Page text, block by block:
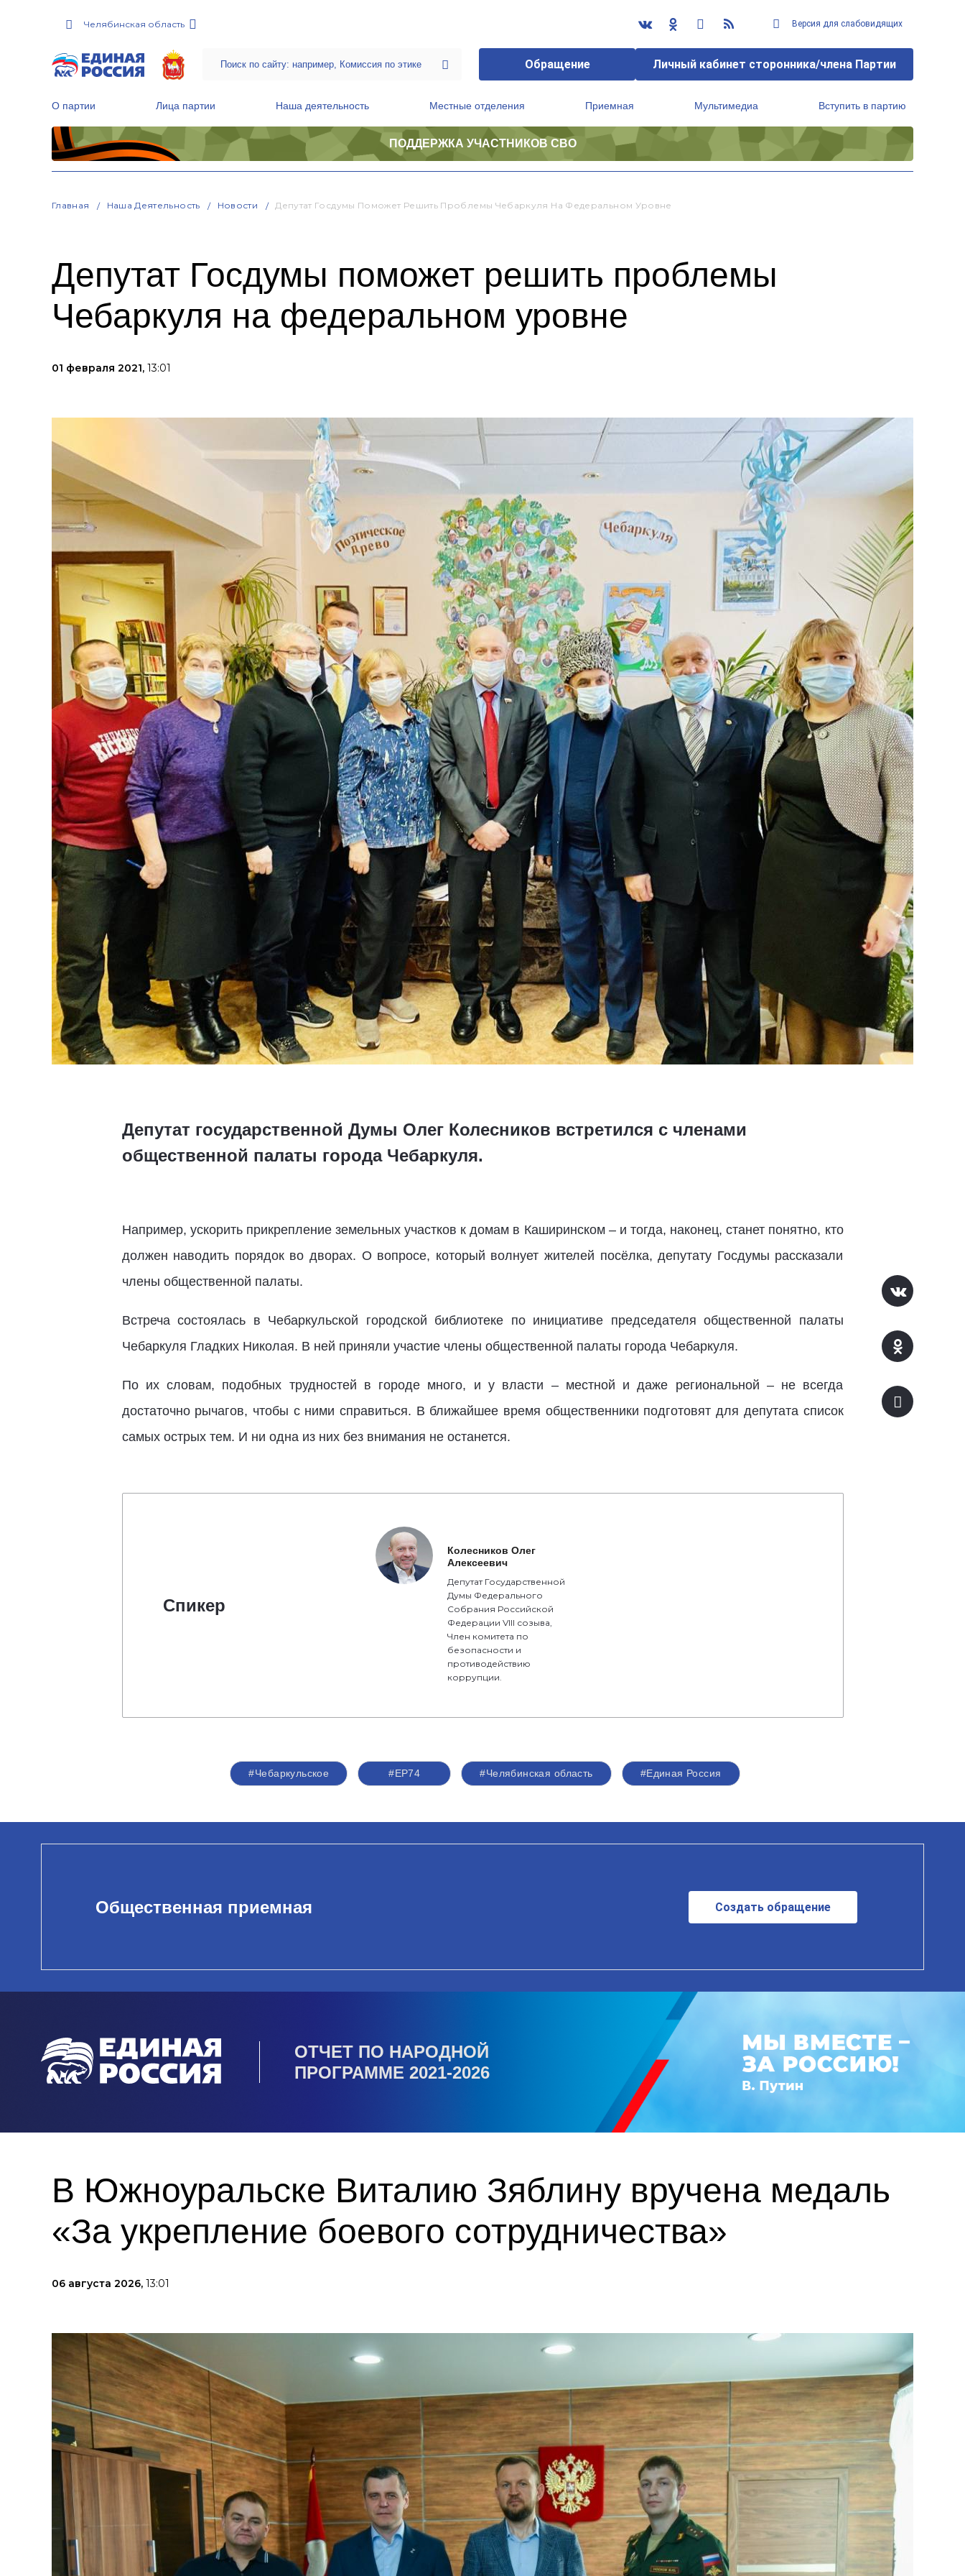
Челябинская область Версия для слабовидящих
Обращение Личный кабинет сторонника/члена Партии
О партии Лица партии Наша деятельность Местные отделения Приемная Мультимедиа Вступить в партию
ПОДДЕРЖКА УЧАСТНИКОВ СВО
Главная Наша Деятельность Новости Депутат Госдумы Поможет Решить Проблемы Чебаркуля На Федеральном Уровне
Депутат Госдумы поможет решить проблемы
Чебаркуля на федеральном уровне
01 февраля 2021, 13:01
Депутат государственной Думы Олег Колесников встретился с членами
общественной палаты города Чебаркуля.
Например, ускорить прикрепление земельных участков к домам в Каширинском – и тогда, наконец, станет понятно, кто
должен наводить порядок во дворах. О вопросе, который волнует жителей посёлка, депутату Госдумы рассказали
члены общественной палаты.
Встреча состоялась в Чебаркульской городской библиотеке по инициативе председателя общественной палаты
Чебаркуля Гладких Николая. В ней приняли участие члены общественной палаты города Чебаркуля.
По их словам, подобных трудностей в городе много, и у власти – местной и даже региональной – не всегда
достаточно рычагов, чтобы с ними справиться. В ближайшее время общественники подготовят для депутата список
самых острых тем. И ни одна из них без внимания не останется.
Спикер
Колесников Олег
Алексеевич
Депутат Государственной
Думы Федерального
Собрания Российской
Федерации VIII созыва,
Член комитета по
безопасности и
противодействию
коррупции.
#Чебаркульское #ЕР74 #Челябинская область #Единая Россия
Общественная приемная Создать обращение
ОТЧЕТ ПО НАРОДНОЙ
ПРОГРАММЕ 2021-2026
В Южноуральске Виталию Зяблину вручена медаль
«За укрепление боевого сотрудничества»
06 августа 2026, 13:01